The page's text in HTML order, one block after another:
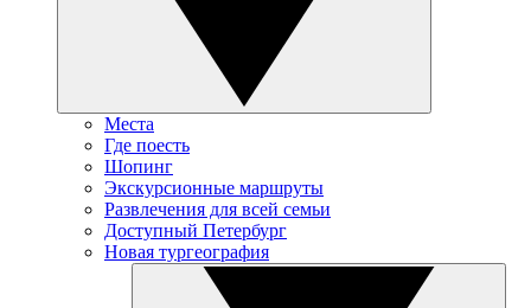
Места
Где поесть
Шопинг
Экскурсионные маршруты
Развлечения для всей семьи
Доступный Петербург
Новая тургеография